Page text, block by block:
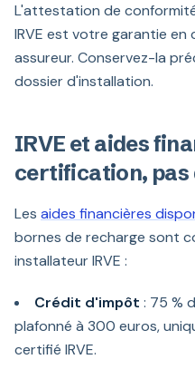
L'attestation de
IRVE est votre garantie en
assureur. Conservez-la
dossier d'installation.
IRVE et aides
certification, pas
Les aides financières
bornes de recharge sont
installateur IRVE :
Crédit d'impôt : 75 %
plafonné à 300 euros,
certifié IRVE.